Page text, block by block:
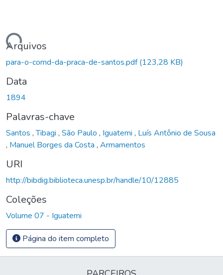
Arquivos
para-o-comd-da-praca-de-santos.pdf(123,28 KB)
Data
1894
Palavras-chave
Santos ,Tibagi , São Paulo , Iguatemi , Luís Antônio de Sousa
, Manuel Borges da Costa , Armamentos
URI
http://bibdig.biblioteca.unesp.br/handle/10/12885
Coleções
Volume 07 - Iguatemi
Página do item completo